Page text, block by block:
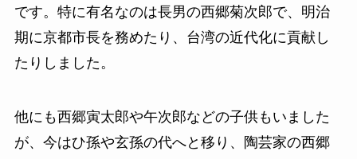
です。特に有名なのは長男の西郷菊次郎で、明治
期に京都市長を務めたり、台湾の近代化に貢献し
たりしました。
他にも西郷寅太郎や午次郎などの子供もいました
が、今はひ孫や玄孫の代へと移り、陶芸家の西郷